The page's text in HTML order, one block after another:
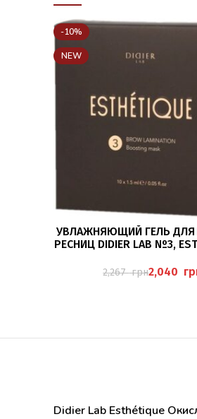
-10%
NEW
В КОРЗИНУ
УВЛАЖНЯЮЩИЙ ГЕЛЬ ДЛЯ
РЕСНИЦ DIDIER LAB №3,
2,267грн2,040
Didier Lab Esthétique